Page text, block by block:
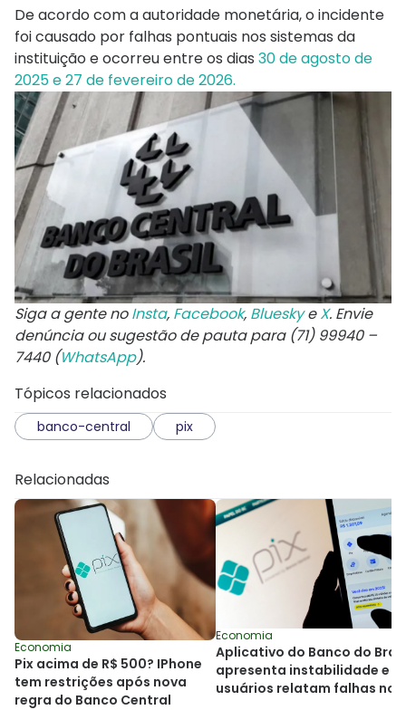
De acordo com a autoridade monetária, o incidente
foi causado por falhas pontuais nos sistemas da
instituição e ocorreu entre os dias 30 de agosto de
2025 e 27 de fevereiro de 2026.
Siga a gente noInsta, Facebook, BlueskyeX. Envie
denúncia ou sugestão de pauta para (71) 99940 –
7440 (WhatsApp).
Tópicos relacionados
banco-central pix
Relacionadas
Economia
Pix acima de R$ 500? IPhone
tem restrições após nova
regra do Banco Central
Economia
Aplicativo do Banco do
apresenta instabilidade e
usuários relatam falhas no